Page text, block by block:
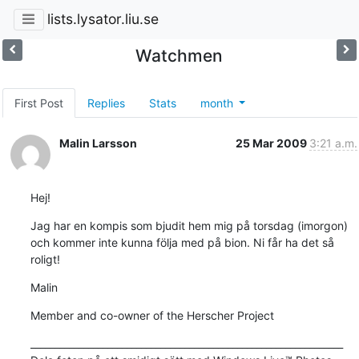
lists.lysator.liu.se
Watchmen
First Post Replies Stats month
Malin Larsson 25 Mar 2009 3:21 a.m.
Hej!
Jag har en kompis som bjudit hem mig på torsdag (imorgon)
och kommer inte kunna följa med på bion. Ni får ha det så
roligt!
Malin
Member and co-owner of the Herscher Project